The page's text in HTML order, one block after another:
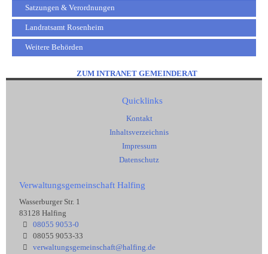
Satzungen & Verordnungen
Landratsamt Rosenheim
Weitere Behörden
ZUM INTRANET GEMEINDERAT
Quicklinks
Kontakt
Inhaltsverzeichnis
Impressum
Datenschutz
Verwaltungsgemeinschaft Halfing
Wasserburger Str. 1
83128 Halfing
08055 9053-0
08055 9053-33
verwaltungsgemeinschaft@halfing.de